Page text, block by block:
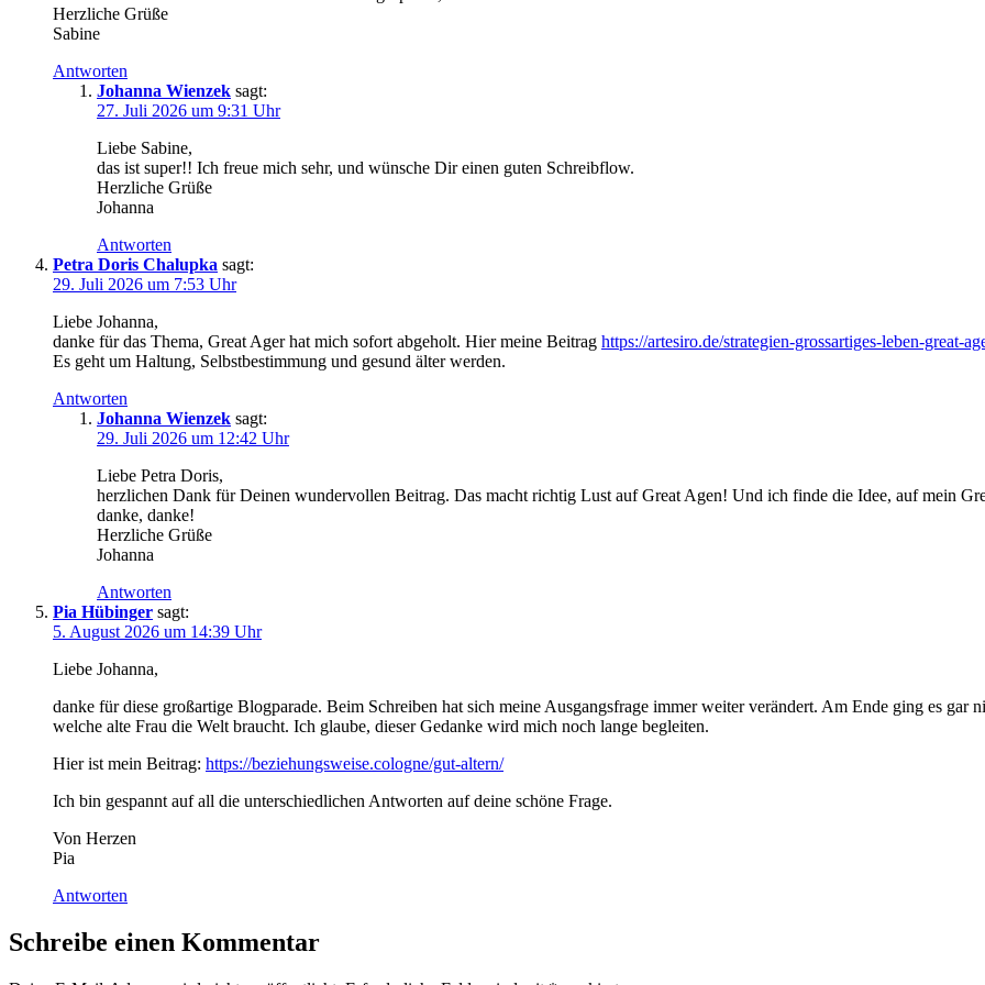
Herzliche Grüße
Sabine
Antworten
Johanna Wienzek sagt:
27. Juli 2026 um 9:31 Uhr
Liebe Sabine,
das ist super!! Ich freue mich sehr, und wünsche Dir einen guten Schreibflow.
Herzliche Grüße
Johanna
Antworten
Petra Doris Chalupka sagt:
29. Juli 2026 um 7:53 Uhr
Liebe Johanna,
danke für das Thema, Great Ager hat mich sofort abgeholt. Hier meine Beitrag https://artesiro.de/strategien-grossartiges-leben-great-
Es geht um Haltung, Selbstbestimmung und gesund älter werden.
Antworten
Johanna Wienzek sagt:
29. Juli 2026 um 12:42 Uhr
Liebe Petra Doris,
herzlichen Dank für Deinen wundervollen Beitrag. Das macht richtig Lust auf Great Agen! Und ich finde die Idee, auf mein
danke, danke!
Herzliche Grüße
Johanna
Antworten
Pia Hübinger sagt:
5. August 2026 um 14:39 Uhr
Liebe Johanna,
danke für diese großartige Blogparade. Beim Schreiben hat sich meine Ausgangsfrage immer weiter verändert. Am Ende ging es gar
welche alte Frau die Welt braucht. Ich glaube, dieser Gedanke wird mich noch lange begleiten.
Hier ist mein Beitrag: https://beziehungsweise.cologne/gut-altern/
Ich bin gespannt auf all die unterschiedlichen Antworten auf deine schöne Frage.
Von Herzen
Pia
Antworten
Schreibe einen Kommentar